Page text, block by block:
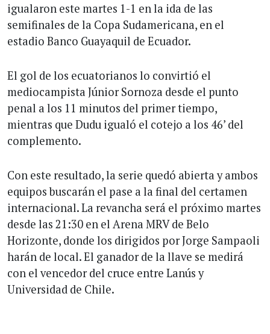
igualaron este martes 1-1 en la ida de las
semifinales de la Copa Sudamericana, en el
estadio Banco Guayaquil de Ecuador.
El gol de los ecuatorianos lo convirtió el
mediocampista Júnior Sornoza desde el punto
penal a los 11 minutos del primer tiempo,
mientras que Dudu igualó el cotejo a los 46’ del
complemento.
Con este resultado, la serie quedó abierta y ambos
equipos buscarán el pase a la final del certamen
internacional. La revancha será el próximo martes
desde las 21:30 en el Arena MRV de Belo
Horizonte, donde los dirigidos por Jorge Sampaoli
harán de local. El ganador de la llave se medirá
con el vencedor del cruce entre Lanús y
Universidad de Chile.